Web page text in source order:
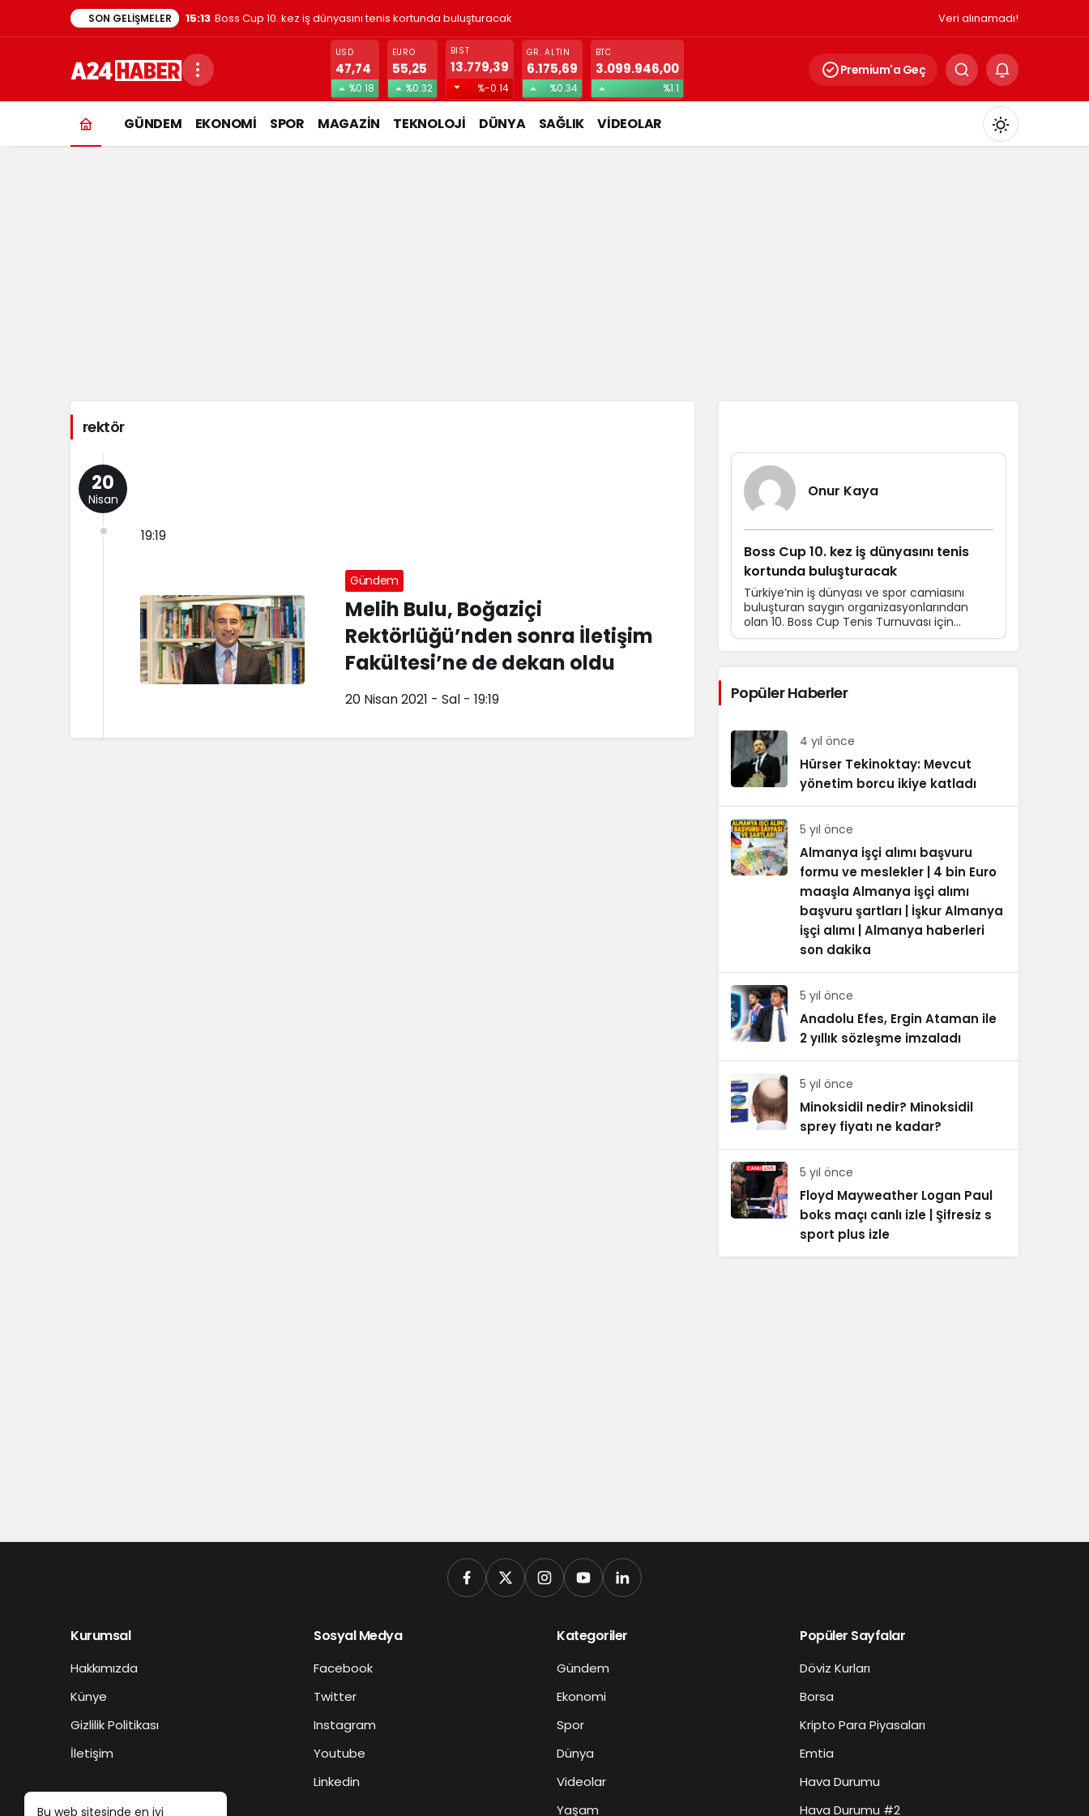
SON GELIŞMELER 15:13 Boss Cup 10. kez iş dünyasını tenis kortunda buluşturacak Veri alınamadı!
rektör
Haberleri
USD
47,74
%0.18
EURO
55,25
%0.32
BIST
13.779,39
%-0.14
GR. ALTIN
6.175,69
%0.34
BTC
3.099.946,00
%1.1
Premium'a Geç
GÜNDEM EKONOMİ SPOR MAGAZİN TEKNOLOJİ DÜNYA SAĞLIK VİDEOLAR
Mod
rektör
20
Nisan
19:19
Gündem
Melih Bulu, Boğaziçi
Rektörlüğü’nden sonra İletişim
Fakültesi’ne de dekan oldu
20 Nisan 2021 - Sal - 19:19
Onur Kaya
Boss Cup 10. kez iş dünyasını tenis
kortunda buluşturacak
Türkiye’nin iş dünyası ve spor camiasını
buluşturan saygın organizasyonlarından
olan 10. Boss Cup Tenis Turnuvası için
hazırlıklar devam ediyor. 16-21 Haziran
Popüler Haberler
4 yıl önce
Hürser Tekinoktay: Mevcut
yönetim borcu ikiye katladı
5 yıl önce
Almanya işçi alımı başvuru
formu ve meslekler | 4 bin Euro
maaşla Almanya işçi alımı
başvuru şartları | İşkur Almanya
işçi alımı | Almanya haberleri
son dakika
5 yıl önce
Anadolu Efes, Ergin Ataman ile
2 yıllık sözleşme imzaladı
5 yıl önce
Minoksidil nedir? Minoksidil
sprey fiyatı ne kadar?
5 yıl önce
Floyd Mayweather Logan Paul
boks maçı canlı izle | Şifresiz s
sport plus izle
Bu web sitesinde en iyi
Kurumsal
Hakkımızda
Künye
Gizlilik Politikası
İletişim
Sosyal Medya
Facebook
Twitter
Instagram
Youtube
Linkedin
Kategoriler
Gündem
Ekonomi
Spor
Dünya
Videolar
Yaşam
Popüler Sayfalar
Döviz Kurları
Borsa
Kripto Para Piyasaları
Emtia
Hava Durumu
Hava Durumu #2